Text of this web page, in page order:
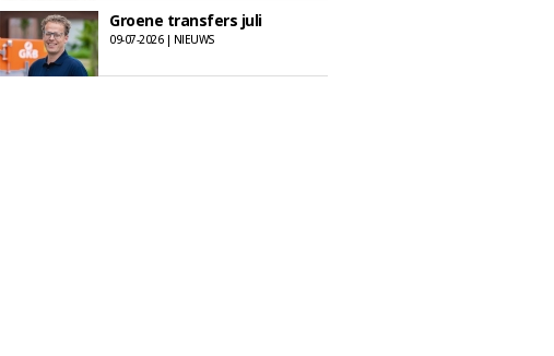
Groene transfers juli
09-07-2026 | NIEUWS